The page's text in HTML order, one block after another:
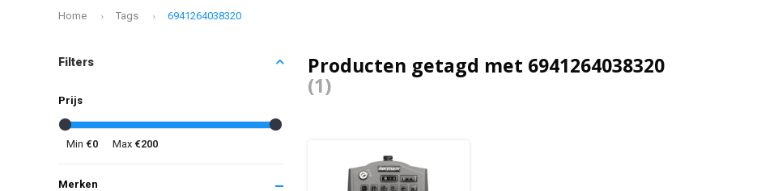
Home Tags 6941264038320
Filters
Prijs
Min €0 Max €200
Merken
Producten getagd met 6941264038320
(1)